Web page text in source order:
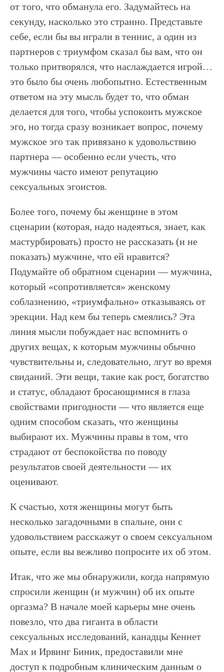
от того, что обманула его. Задумайтесь на
секунду, насколько это странно. Представьте
себе, если бы вы играли в теннис, а один из
партнеров с триумфом сказал бы вам, что он
только притворялся, что наслаждается игрой…
это было бы очень любопытно. Естественным
ответом на эту мысль будет то, что обман
делается для того, чтобы успокоить мужское
эго, но тогда сразу возникает вопрос, почему
мужское эго так привязано к удовольствию
партнера — особенно если учесть, что
мужчины часто имеют репутацию
сексуальных эгоистов.
Более того, почему бы женщине в этом
сценарии (которая, надо надеяться, знает, как
мастурбировать) просто не рассказать (и не
показать) мужчине, что ей нравится?
Подумайте об обратном сценарии — мужчина,
который «сопротивляется» женскому
соблазнению, «триумфально» отказываясь от
эрекции. Над кем бы теперь смеялись? Эта
линия мысли побуждает нас вспомнить о
других вещах, к которым мужчины обычно
чувствительны и, следовательно, лгут во время
свиданий. Эти вещи, такие как рост, богатство
и статус, обладают бросающимися в глаза
свойствами пригодности — что является еще
одним способом сказать, что женщины
выбирают их. Мужчины правы в том, что
страдают от беспокойства по поводу
результатов своей деятельности — их
оценивают.
К счастью, хотя женщины могут быть
несколько загадочными в спальне, они с
удовольствием расскажут о своем сексуальном
опыте, если вы вежливо попросите их об этом.
Итак, что же мы обнаружили, когда напрямую
спросили женщин (и мужчин) об их опыте
оргазма? В начале моей карьеры мне очень
повезло, что два гиганта в области
сексуальных исследований, канадцы Кеннет
Мах и Ирвинг Биник, предоставили мне
доступ к подробным клиническим данным о